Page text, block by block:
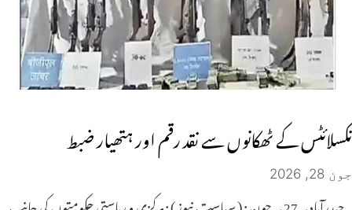
نکسلائٹس کے ٹھکانوں سے نقد رقم اور ہتھیار ضبط
جون 28, 2026